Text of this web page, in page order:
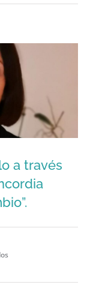
decirle
NO
a
la
clave
cubana
través de
a través